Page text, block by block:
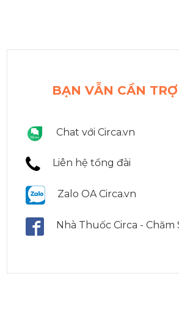
BẠN VẪN CẦN
Chat với Circa.vn
Liên hệ tổng đài
Zalo OA Circa.vn
Nhà Thuốc Circa - Chăm